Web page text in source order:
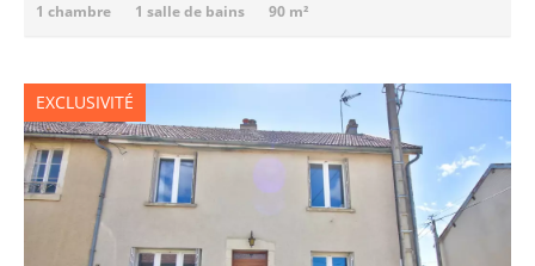
1 chambre 1 salle de bains 90 m²
EXCLUSIVITÉ